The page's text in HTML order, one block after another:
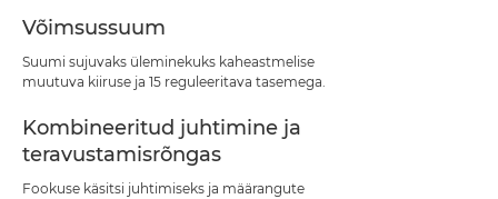
Võimsussuum
Suumi sujuvaks üleminekuks kaheastmelise
muutuva kiiruse ja 15 reguleeritava tasemega.
Kombineeritud juhtimine ja
teravustamisrõngas
Fookuse käsitsi juhtimiseks ja määrangute